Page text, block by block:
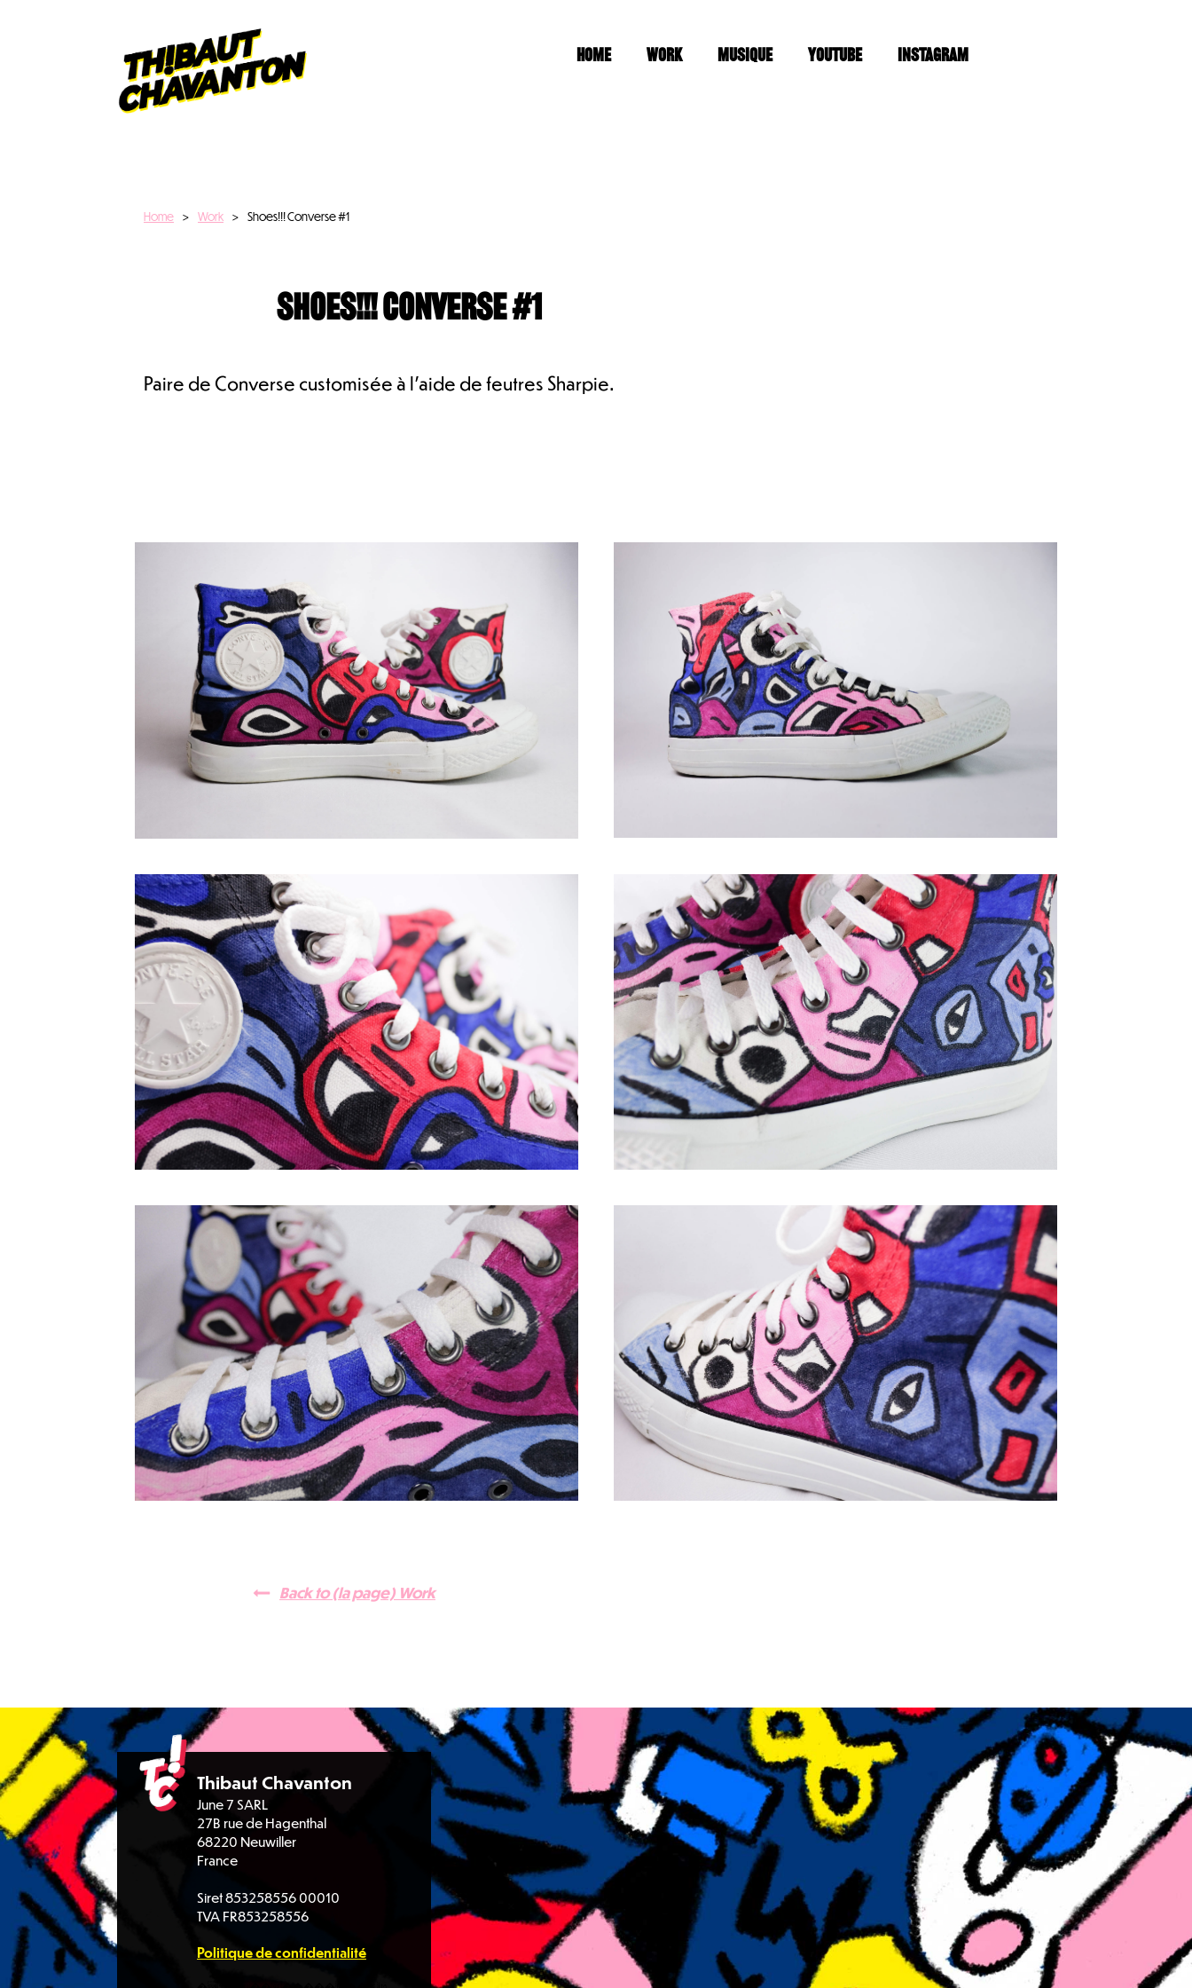
Home Work Musique YOUTUBE INSTAGRAM
Home > Work > Shoes!!! Converse #1
Shoes!!! Converse #1
Paire de Converse customisée à l'aide de feutres Sharpie.
Back to (la page) Work
Thibaut Chavanton
June 7 SARL
27B rue de Hagenthal
68220 Neuwiller
France
Siret 853258556 00010
TVA FR853258556
Politique de confidentialité